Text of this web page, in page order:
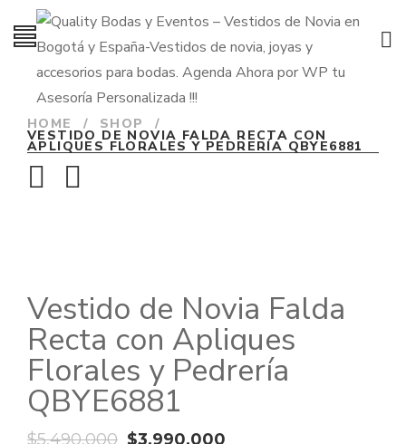
HOME / SHOP /
VESTIDO DE NOVIA FALDA RECTA CON
APLIQUES FLORALES Y PEDRERÍA QBYE6881
Vestido de Novia Falda
Recta con Apliques
Florales y Pedrería
QBYE6881
$5,490,000 El
$3,990,000